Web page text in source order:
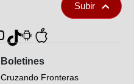
Subir
Boletines
Cruzando Fronteras